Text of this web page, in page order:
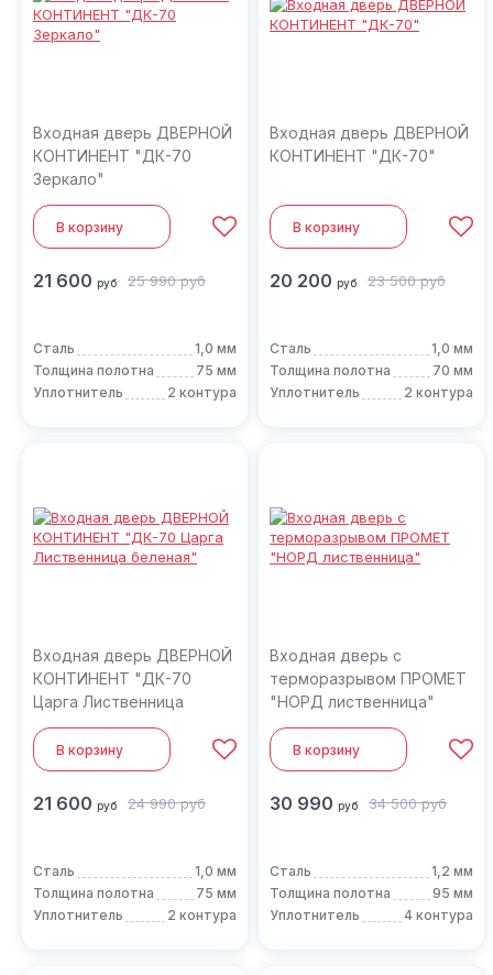
Входная дверь ДВЕРНОЙ
КОНТИНЕНТ "ДК-70
Зеркало"
В корзину
21 600 руб 25 990 руб
Сталь
1,0 мм
Толщина полотна
75 мм
Уплотнитель
2 контура
Входная дверь ДВЕРНОЙ
КОНТИНЕНТ "ДК-70"
В корзину
20 200 руб 23 500 руб
Сталь
1,0 мм
Толщина полотна
70 мм
Уплотнитель
2 контура
Входная дверь ДВЕРНОЙ
КОНТИНЕНТ "ДК-70
Царга Лиственница
беленая"
В корзину
21 600 руб 24 990 руб
Сталь
1,0 мм
Толщина полотна
75 мм
Уплотнитель
2 контура
Входная дверь с
терморазрывом ПРОМЕТ
"НОРД лиственница"
В корзину
30 990 руб 34 500 руб
Сталь
1,2 мм
Толщина полотна
95 мм
Уплотнитель
4 контура